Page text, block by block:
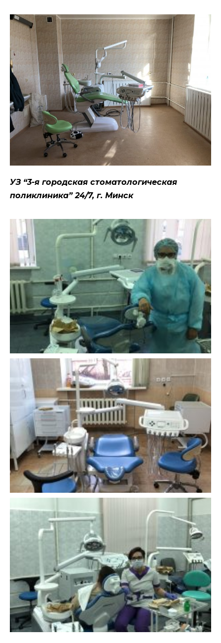
УЗ “3-я городская стоматологическая
поликлиника” 24/7, г. Минск